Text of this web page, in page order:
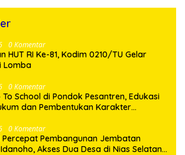
0 Komentar
HUT RI Ke-81, Kodim 0210/TU Gelar
Lomba
0 Komentar
To School di Pondok Pesantren, Edukasi
dan Pembentukan Karakter
0 Komentar
Percepat Pembangunan Jembatan
Akses Dua Desa di Nias Selatan